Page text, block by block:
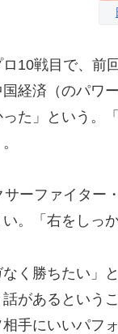
10戦目で、前
経済（のパワ
た」という。
ーファイター
。「右をしっ
く勝ちたい」
があるという
手にいいパフ